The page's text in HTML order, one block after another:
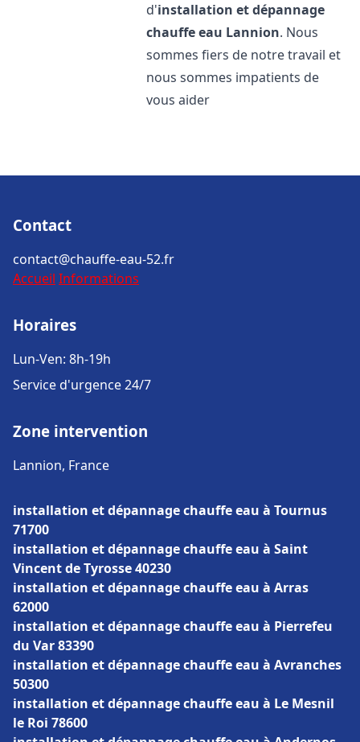
d'installation et dépannage
chauffe eau Lannion. Nous
sommes fiers de notre travail et
nous sommes impatients de
vous aider
Contact
contact@chauffe-eau-52.fr
Accueil Informations
Horaires
Lun-Ven: 8h-19h
Service d'urgence 24/7
Zone intervention
Lannion, France
installation et dépannage chauffe eau à Tournus
71700
installation et dépannage chauffe eau à Saint
Vincent de Tyrosse 40230
installation et dépannage chauffe eau à Arras
62000
installation et dépannage chauffe eau à Pierrefeu
du Var 83390
installation et dépannage chauffe eau à Avranches
50300
installation et dépannage chauffe eau à Le Mesnil
le Roi 78600